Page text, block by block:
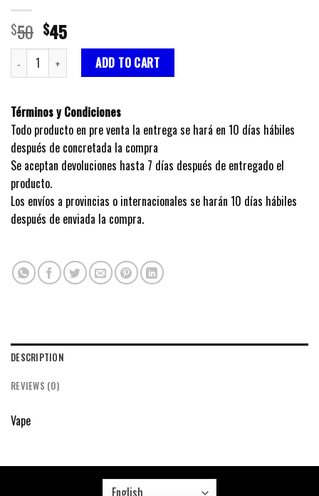
$50 Original
price
was:
$50.
$45Current
price
$45.
Vape quantity ADD TO CART
Términos y Condiciones
Todo producto en pre venta la entrega se hará en 10 días hábiles
después de concretada la compra
Se aceptan devoluciones hasta 7 días después de entregado el
producto.
Los envíos a provincias o internacionales se harán 10 días hábiles
después de enviada la compra.
DESCRIPTION
REVIEWS (0)
Vape